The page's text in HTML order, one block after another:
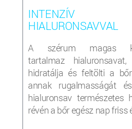
INTENZÍV
HIALURONSAVVAL
A szérum magas
tartalmaz
hidratálja és feltölti a
annak rugalmasságát
hialuronsav természetes
révén a bőr egész nap friss